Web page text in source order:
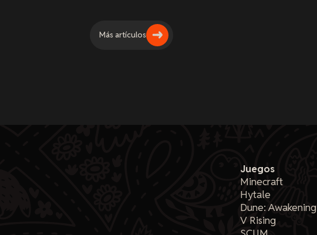
Más artículos
Juegos
Minecraft
Hytale
Dune: Awakening
V Rising